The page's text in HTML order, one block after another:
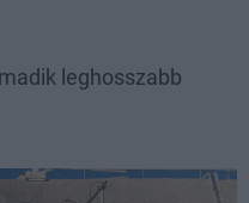
leghosszabb